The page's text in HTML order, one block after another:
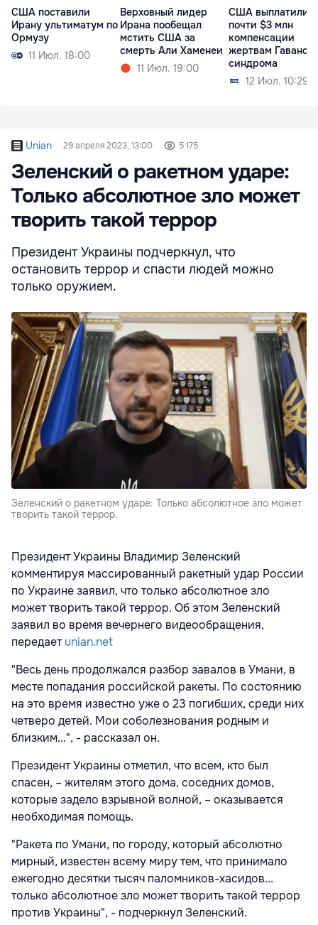
США поставили
Ирану ультиматум по
Ормузу
11 Июл. 18:00
Верховный лидер
Ирана пообещал
мстить США за
смерть Али Хаменеи
11 Июл. 19:00
США выплатили
почти $3 млн
компенсации
жертвам
синдрома
12 Июл. 10:29
Unian 29 апреля 2023, 13:00 5 175
Зеленский о ракетном ударе:
Только абсолютное зло может
творить такой террор
Президент Украины подчеркнул, что
остановить террор и спасти людей можно
только оружием.
Зеленский о ракетном ударе: Только абсолютное зло может
творить такой террор.
Президент Украины Владимир Зеленский
комментируя массированный ракетный удар России
по Украине заявил, что только абсолютное зло
может творить такой террор. Об этом Зеленский
заявил во время вечернего видеообращения,
передаетunian.net
"Весь день продолжался разбор завалов в Умани, в
месте попадания российской ракеты. По состоянию
на это время известно уже о 23 погибших, среди них
четверо детей. Мои соболезнования родным и
близким...", - рассказал он.
Президент Украины отметил, что всем, кто был
спасен, – жителям этого дома, соседних домов,
которые задело взрывной волной, – оказывается
необходимая помощь.
"Ракета по Умани, по городу, который абсолютно
мирный, известен всему миру тем, что принимало
ежегодно десятки тысяч паломников-хасидов...
только абсолютное зло может творить такой террор
против Украины", - подчеркнул Зеленский.